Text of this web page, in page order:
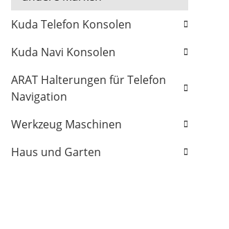
Kuda Telefon Konsolen
Kuda Navi Konsolen
ARAT Halterungen für Telefon
Navigation
Werkzeug Maschinen
Haus und Garten